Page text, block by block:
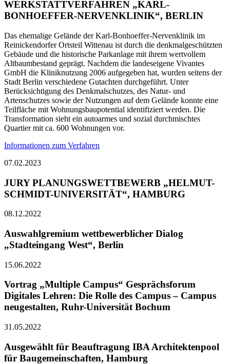
WERKSTATTVERFAHREN „KARL-
BONHOEFFER-NERVENKLINIK“, BERLIN
Das ehemalige Gelände der Karl-Bonhoeffer-Nervenklinik im
Reinickendorfer Ortsteil Wittenau ist durch die denkmalgeschützten
Gebäude und die historische Parkanlage mit ihrem wertvollem
Altbaumbestand geprägt. Nachdem die landeseigene Vivantes
GmbH die Kliniknutzung 2006 aufgegeben hat, wurden seitens der
Stadt Berlin verschiedene Gutachten durchgeführt. Unter
Berücksichtigung des Denkmalschutzes, des Natur- und
Artenschutzes sowie der Nutzungen auf dem Gelände konnte eine
Teilfläche mit Wohnungsbaupotential identifiziert werden. Die
Transformation sieht ein autoarmes und sozial durchmischtes
Quartier mit ca. 600 Wohnungen vor.
Informationen zum Verfahren
07.02.2023
JURY PLANUNGSWETTBEWERB „HELMUT-
SCHMIDT-UNIVERSITÄT“, HAMBURG
08.12.2022
Auswahlgremium wettbewerblicher Dialog
„Stadteingang West“, Berlin
15.06.2022
Vortrag „Multiple Campus“ Gesprächsforum
Digitales Lehren: Die Rolle des Campus – Campus
neugestalten, Ruhr-Universität Bochum
31.05.2022
Ausgewählt für Beauftragung IBA Architektenpool
für Baugemeinschaften, Hamburg